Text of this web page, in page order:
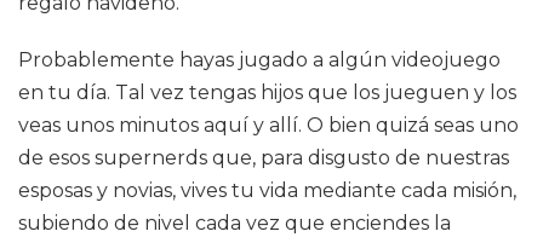
Probablemente hayas jugado a algún videojuego
en tu día. Tal vez tengas hijos que los jueguen y los
veas unos minutos aquí y allí. O bien quizá seas uno
de esos supernerds que, para disgusto de nuestras
esposas y novias, vives tu vida mediante cada misión,
subiendo de nivel cada vez que enciendes la